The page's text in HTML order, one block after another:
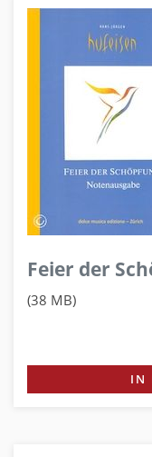
Feier der
(38 MB)
IN